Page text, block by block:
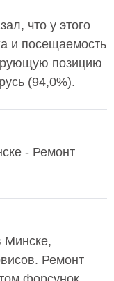
что у этого
и посещаемость
позицию
(94,0%).
- Ремонт
Минске,
Ремонт